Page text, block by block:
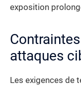
exposition
attaques
Les exigences de